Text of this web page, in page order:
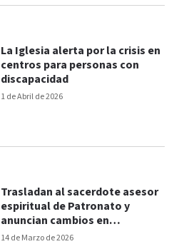
1 de Abril de 2026
La Iglesia alerta por la crisis en
centros para personas con
discapacidad
14 de Marzo de 2026
Trasladan al sacerdote asesor
espiritual de Patronato y
anuncian cambios en
parroquias